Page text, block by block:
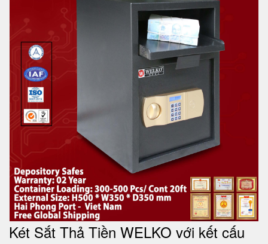
Két Sắt Thả Tiền WELKO với kết cấu